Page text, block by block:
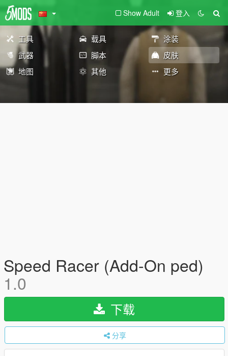
Show Adult 登入
工具 载具
涂装
武器
脚本
皮肤
地图
其他 更多
Speed Racer (Add-On ped)
1.0
下载
分享